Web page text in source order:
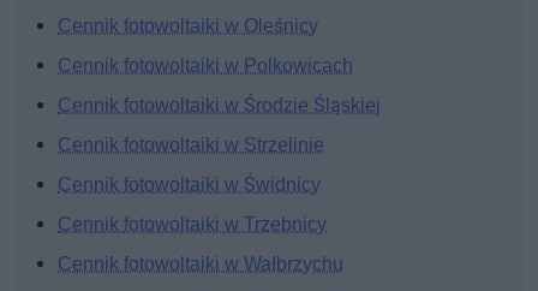
Cennik fotowoltaiki w Oleśnicy
Cennik fotowoltaiki w Polkowicach
Cennik fotowoltaiki w Środzie Śląskiej
Cennik fotowoltaiki w Strzelinie
Cennik fotowoltaiki w Świdnicy
Cennik fotowoltaiki w Trzebnicy
Cennik fotowoltaiki w Wałbrzychu